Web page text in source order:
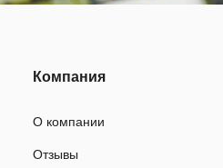
Компания
О компании
Отзывы